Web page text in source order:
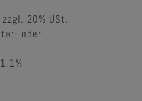
zzgl. 20% USt.
oder
1,1%